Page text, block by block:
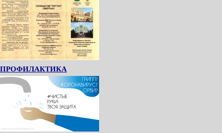
ПРОФИЛАКТИКА